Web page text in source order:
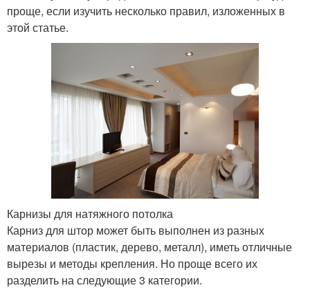
проще, если изучить несколько правил, изложенных в
этой статье.
Карнизы для натяжного потолка
Карниз для штор может быть выполнен из разных
материалов (пластик, дерево, металл), иметь отличные
вырезы и методы крепления. Но проще всего их
разделить на следующие 3 категории.